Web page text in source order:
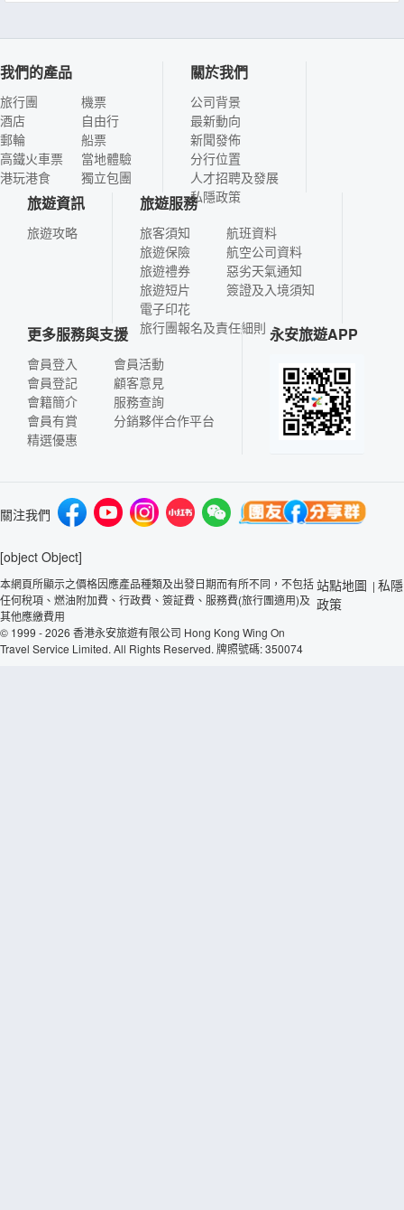
我們的產品
旅行團
酒店
郵輪
高鐵火車票
港玩港食
機票
自由行
船票
當地體驗
獨立包團
關於我們
公司背景
最新動向
新聞發佈
分行位置
人才招聘及發展
私隱政策
旅遊資訊
旅遊攻略
旅遊服務
旅客須知
旅遊保險
旅遊禮券
旅遊短片
電子印花
航班資料
航空公司資料
惡劣天氣通知
簽證及入境須知
旅行團報名及責任細則
更多服務與支援
會員登入
會員登記
會籍簡介
會員有賞
精選優惠
會員活動
顧客意見
服務查詢
分銷夥伴合作平台
永安旅遊APP
關注我們
[object Object]
本網頁所顯示之價格因應產品種類及出發日期而有所不同，不包括
任何稅項、燃油附加費、行政費、簽証費、服務費(旅行團適用)及
其他應繳費用
© 1999 - 2026 香港永安旅遊有限公司 Hong Kong Wing On
Travel Service Limited. All Rights Reserved. 牌照號碼: 350074
站點地圖 | 私隱
政策